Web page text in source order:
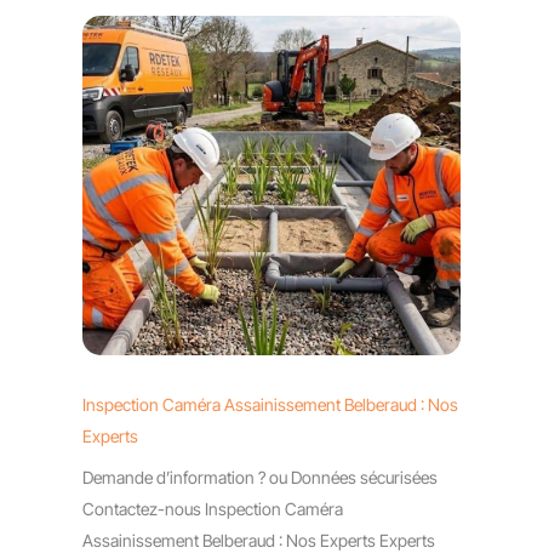
Inspection Caméra Assainissement Belberaud : Nos
Experts
Demande d’information ? ou Données sécurisées
Contactez-nous Inspection Caméra
Assainissement Belberaud : Nos Experts Experts